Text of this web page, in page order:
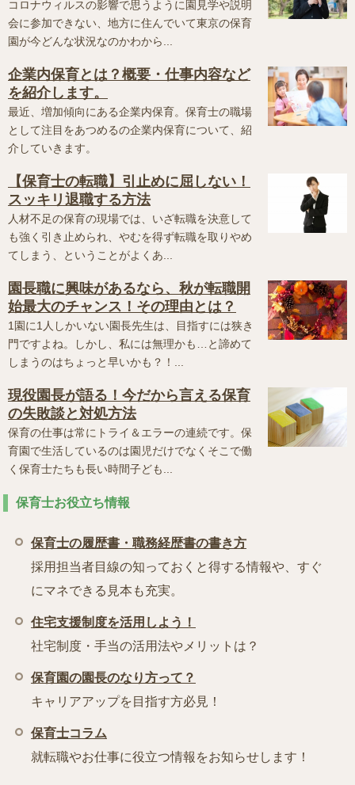
コロナウィルスの影響で思うように園見学や説明
会に参加できない、地方に住んでいて東京の保育
園が今どんな状況なのかわから...
企業内保育とは？概要・仕事内容など
を紹介します。
最近、増加傾向にある企業内保育。保育士の職場
として注目をあつめるの企業内保育について、紹
介していきます。
【保育士の転職】引止めに屈しない！
スッキリ退職する方法
人材不足の保育の現場では、いざ転職を決意して
も強く引き止められ、やむを得ず転職を取りやめ
てしまう、ということがよくあ...
園長職に興味があるなら、秋が転職開
始最大のチャンス！その理由とは？
1園に1人しかいない園長先生は、目指すには狭き
門ですよね。しかし、私には無理かも…と諦めて
しまうのはちょっと早いかも？！...
現役園長が語る！今だから言える保育
の失敗談と対処方法
保育の仕事は常にトライ＆エラーの連続です。保
育園で生活しているのは園児だけでなくそこで働
く保育士たちも長い時間子ども...
保育士お役立ち情報
保育士の履歴書・職務経歴書の書き方
採用担当者目線の知っておくと得する情報や、すぐ
にマネできる見本も充実。
住宅支援制度を活用しよう！
社宅制度・手当の活用法やメリットは？
保育園の園長のなり方って？
キャリアアップを目指す方必見！
保育士コラム
就転職やお仕事に役立つ情報をお知らせします！